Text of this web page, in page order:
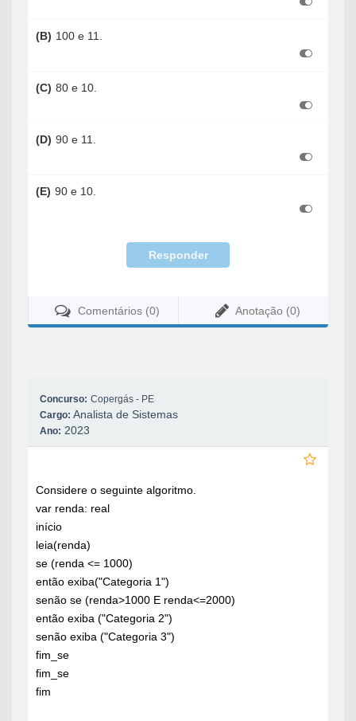
(B) 100 e 11.
(C) 80 e 10.
(D) 90 e 11.
(E) 90 e 10.
Responder
Comentários (0) Anotação (0)
Concurso: Copergás - PE
Cargo: Analista de Sistemas
Ano: 2023
Considere o seguinte algoritmo.
var renda: real
início
leia(renda)
se (renda <= 1000)
então exiba("Categoria 1")
senão se (renda>1000 E renda<=2000)
então exiba ("Categoria 2")
senão exiba ("Categoria 3")
fim_se
fim_se
fim